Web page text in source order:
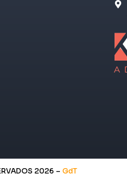
2026 – GdT